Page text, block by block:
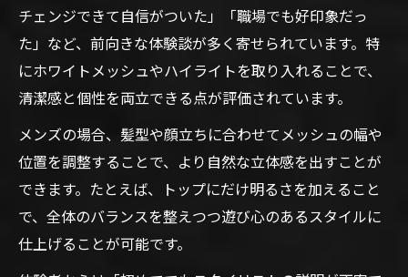
チェンジできて自信がついた」「職場でも好印象だっ
た」など、前向きな体験談が多く寄せられています。特
にホワイトメッシュやハイライトを取り入れることで、
清潔感と個性を両立できる点が評価されています。
メンズの場合、髪型や顔立ちに合わせてメッシュの幅や
位置を調整することで、より自然な立体感を出すことが
できます。たとえば、トップにだけ明るさを加えること
で、全体のバランスを整えつつ遊び心のあるスタイルに
仕上げることが可能です。